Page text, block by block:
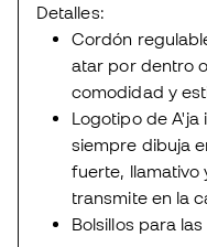
Detalles:
Cordón
atar por dentro
comodidad y
Logotipo de A'ja
siempre dibuja
fuerte, llamativo
transmite en la
Bolsillos para